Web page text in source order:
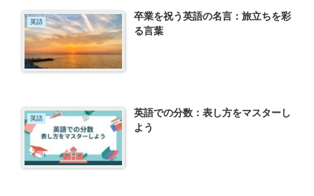
英語
卒業を祝う英語の名言：旅立ちを彩
る言葉
英語
英語での分数：表し方をマスターし
よう